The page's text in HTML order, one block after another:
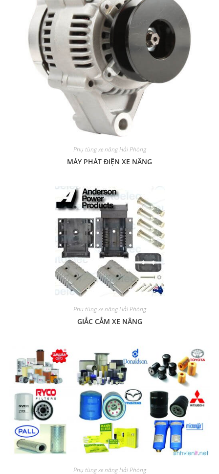
Phụ tùng xe nâng Hải Phòng
MÁY PHÁT ĐIỆN XE NÂNG
Phụ tùng xe nâng Hải Phòng
GIẮC CẮM XE NÂNG
Phụ tùng xe nâng Hải Phòng